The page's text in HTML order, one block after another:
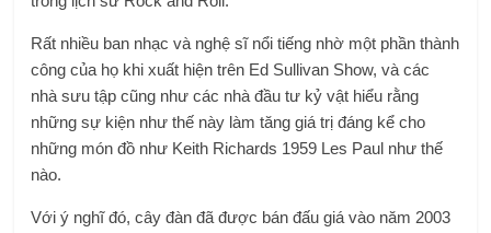
Rất nhiều ban nhạc và nghệ sĩ nổi tiếng nhờ một phần thành
công của họ khi xuất hiện trên Ed Sullivan Show, và các
nhà sưu tập cũng như các nhà đầu tư kỷ vật hiểu rằng
những sự kiện như thế này làm tăng giá trị đáng kể cho
những món đồ như Keith Richards 1959 Les Paul như thế
nào.
Với ý nghĩ đó, cây đàn đã được bán đấu giá vào năm 2003